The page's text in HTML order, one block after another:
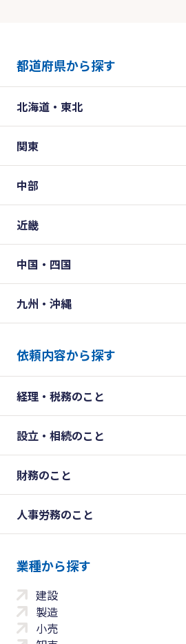
都道府県から探す
北海道・東北
関東
中部
近畿
中国・四国
九州・沖縄
依頼内容から探す
経理・税務のこと
設立・相続のこと
財務のこと
人事労務のこと
業種から探す
建設
製造
小売